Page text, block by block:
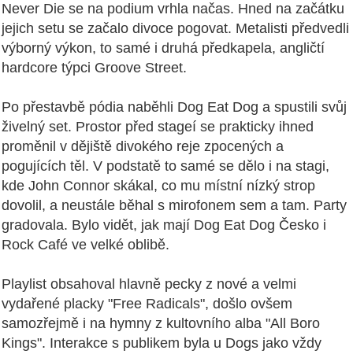
Never Die se na podium vrhla načas. Hned na začátku
jejich setu se začalo divoce pogovat. Metalisti předvedli
výborný výkon, to samé i druhá předkapela, angličtí
hardcore týpci Groove Street.
Po přestavbě pódia naběhli Dog Eat Dog a spustili svůj
živelný set. Prostor před stageí se prakticky ihned
proměnil v dějiště divokého reje zpocených a
pogujících těl. V podstatě to samé se dělo i na stagi,
kde John Connor skákal, co mu místní nízký strop
dovolil, a neustále běhal s mirofonem sem a tam. Party
gradovala. Bylo vidět, jak mají Dog Eat Dog Česko i
Rock Café ve velké oblibě.
Playlist obsahoval hlavně pecky z nové a velmi
vydařené placky "Free Radicals", došlo ovšem
samozřejmě i na hymny z kultovního alba "All Boro
Kings". Interakce s publikem byla u Dogs jako vždy